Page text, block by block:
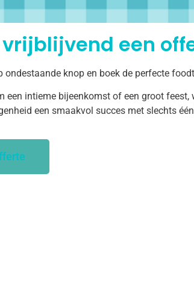
een
knop en boek de perfecte
intieme bijeenkomst of een groot
een smaakvol succes met slechts